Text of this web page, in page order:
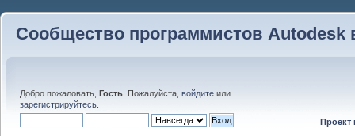
Сообщество программистов Autodesk
Добро пожаловать, Гость . Пожалуйста, войдите или
зарегистрируйтесь
Проект